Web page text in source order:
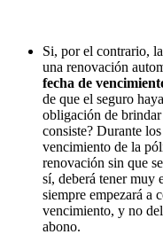
Si, por el contrario,
una renovación
fecha de
de que el seguro
obligación de
consiste? Durante
vencimiento de la
renovación sin que
sí, deberá tener muy
siempre empezará a
vencimiento, y no
abono.